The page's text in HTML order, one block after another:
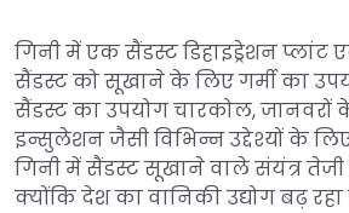
गिनी में एक सैंडस्ट डिहाइड्रेशन प्लांट
सैंडस्ट को सूखाने के लिए गर्मी का
सैंडस्ट का उपयोग चारकोल, जानवरों
इन्सुलेशन जैसी विभिन्न उद्देश्यों के
गिनी में सैंडस्ट सूखाने वाले संयंत्र तेजी
क्योंकि देश का वानिकी उद्योग बढ़ रहा